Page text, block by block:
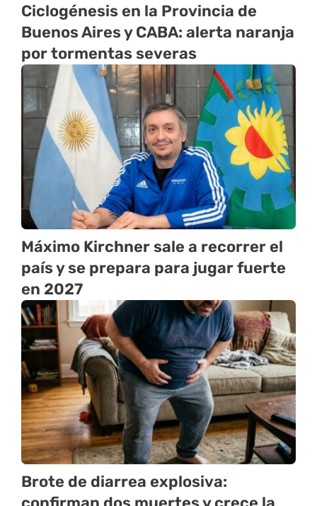
Ciclogénesis en la Provincia de
Buenos Aires y CABA: alerta naranja
por tormentas severas
Máximo Kirchner sale a recorrer el
país y se prepara para jugar fuerte
en 2027
Brote de diarrea explosiva: